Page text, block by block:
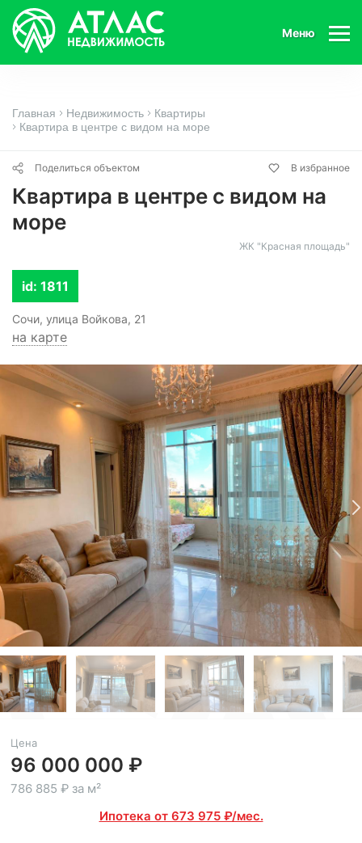
Меню
Главная Недвижимость
Квартиры
Квартира в центре с видом на море
Поделиться объектом В избранное
Квартира в центре с видом на
море
ЖК "Красная площадь"
id: 1811
Сочи, улица Войкова, 21
на карте
Цена
96 000 000 ₽
786 885 ₽ за м²
Ипотека от 673 975 ₽/мес.